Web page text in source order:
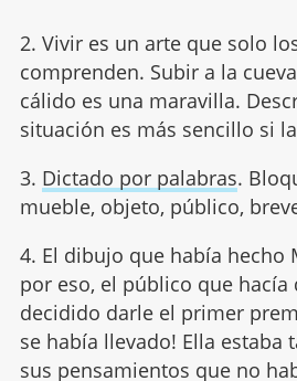
2. Vivir es un arte que solo
comprenden. Subir a la
cálido es una maravilla.
situación es más sencillo si
3. Dictado por palabras.
mueble, objeto, público,
4. El dibujo que había hecho
por eso, el público que hacía
decidido darle el primer
se había llevado! Ella estaba
sus pensamientos que no